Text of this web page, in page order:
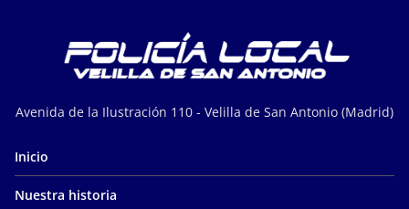
Avenida de la Ilustración 110 - Velilla de San Antonio (Madrid)
Inicio
Nuestra historia